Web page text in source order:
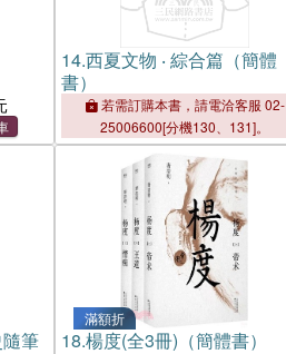
14.西夏文物 ‧ 綜合篇（簡體
書）
若需訂購本書，請電洽客服 02-
25006600[分機130、131]。
筆
滿額折
18.楊度(全3冊)（簡體書）